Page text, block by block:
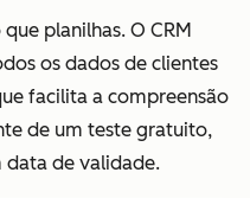
planilhas. O CRM
os dados de clientes
facilita a compreensão
de um teste gratuito,
data de validade.